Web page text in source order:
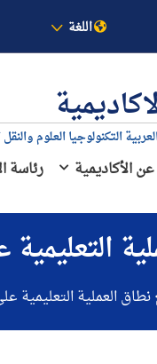
اللغةبالأكاديمية
التكنولوجيا العلوم
عن الأكاديمية رئاسة
العملية التعليمية